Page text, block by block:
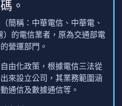
碼。
簡稱：中華電信、中華電、
）的電信業者，原為交通部電
營運部門。
由化政策，根據電信三法從
來設立公司，其業務範圍涵
通信及數據通信等。